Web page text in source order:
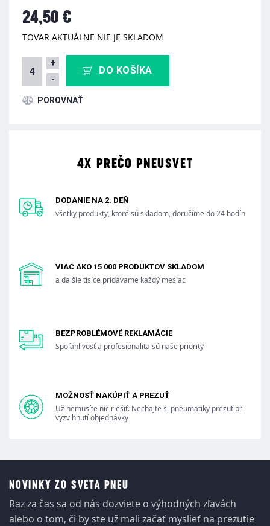
24,50 €
TOVAR AKTUÁLNE NIE JE SKLADOM
+
-
DO KOŠÍKA
4X PREČO PNEUSVET
DODANIE NA 2. DEŇ
všetky produkty, ktoré sú skladom, doručíme do 24 hodín
VIAC AKO 15 000 PRODUKTOV SKLADOM
a ďalšie tisíce pridávame každý mesiac
BEZPROBLÉMOVÉ REKLAMÁCIE
Spoľahlivosť a profesionalita sú naše priority
MOŽNOSŤ NAKÚPIŤ A PREZUŤ
Už nemusíte nič riešiť. Nechajte si pneumatiky prezuť pri
vyzvihnutí objednávky
NOVINKY ZO SVETA PNEU
Raz za čas sa od nás dozviete o výhodných zľavách
alebo o tom, či by ste už mali začať myslieť na prezutie